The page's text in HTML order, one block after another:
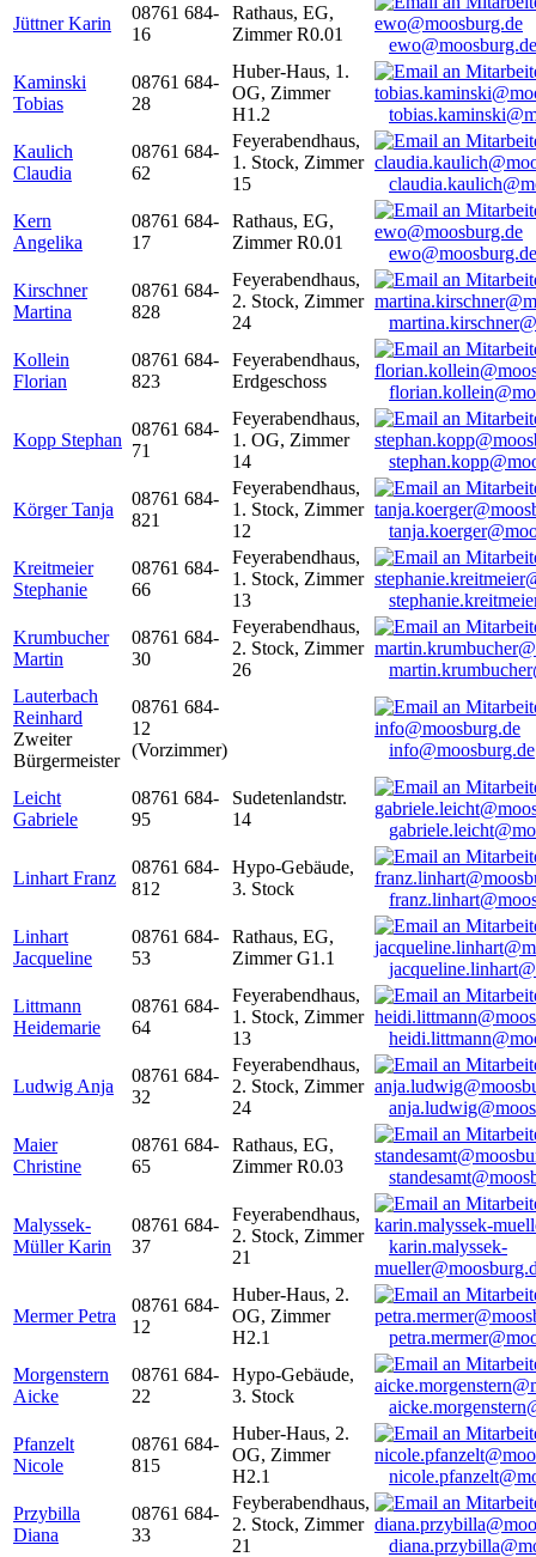
Jüttner Karin
08761 684-
16
Rathaus, EG,
Zimmer R0.01
ewo@moosburg.de
Kaminski
Tobias
08761 684-
28
Huber-Haus, 1.
OG, Zimmer
H1.2
Kaulich
Claudia
08761 684-
62
Feyerabendhaus,
1. Stock, Zimmer
15
Kern
Angelika
08761 684-
17
Rathaus, EG,
Zimmer R0.01
ewo@moosburg.de
Kirschner
Martina
08761 684-
828
Feyerabendhaus,
2. Stock, Zimmer
24
Kollein
Florian
08761 684-
823
Feyerabendhaus,
Erdgeschoss
Kopp Stephan
08761 684-
71
Feyerabendhaus,
1. OG, Zimmer
14
Körger Tanja
08761 684-
821
Feyerabendhaus,
1. Stock, Zimmer
12
Kreitmeier
Stephanie
08761 684-
66
Feyerabendhaus,
1. Stock, Zimmer
13
Krumbucher
Martin
08761 684-
30
Feyerabendhaus,
2. Stock, Zimmer
26
Lauterbach
Reinhard
Zweiter
Bürgermeister
08761 684-
12
(Vorzimmer)
info@moosburg.de
Leicht
Gabriele
08761 684-
95
Sudetenlandstr.
14
Linhart Franz
08761 684-
812
Hypo-Gebäude,
3. Stock
Linhart
Jacqueline
08761 684-
53
Rathaus, EG,
Zimmer G1.1
Littmann
Heidemarie
08761 684-
64
Feyerabendhaus,
1. Stock, Zimmer
13
Ludwig Anja
08761 684-
32
Feyerabendhaus,
2. Stock, Zimmer
24
Maier
Christine
08761 684-
65
Rathaus, EG,
Zimmer R0.03
Malyssek-
Müller Karin
08761 684-
37
Feyerabendhaus,
2. Stock, Zimmer
21
karin.malyssek-
Mermer Petra
08761 684-
12
Huber-Haus, 2.
OG, Zimmer
H2.1
Morgenstern
Aicke
08761 684-
22
Hypo-Gebäude,
3. Stock
Pfanzelt
Nicole
08761 684-
815
Huber-Haus, 2.
OG, Zimmer
H2.1
Przybilla
Diana
08761 684-
33
Feyberabendhaus,
2. Stock, Zimmer
21